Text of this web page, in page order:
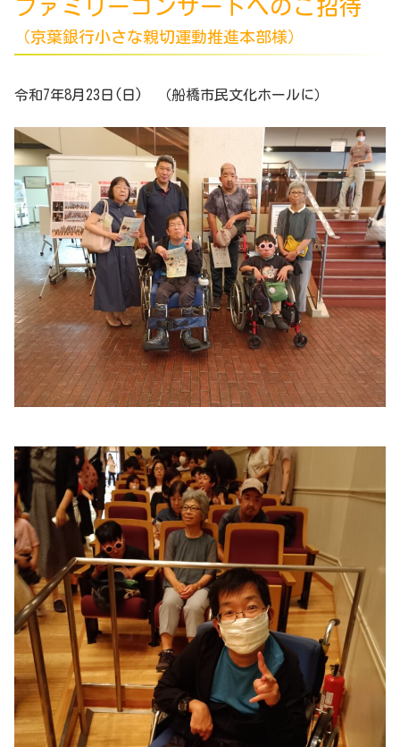
ファミリーコンサートへのご招待
（京葉銀行小さな親切運動推進本部様）
令和7年8月23日(日) （船橋市民文化ホールに）